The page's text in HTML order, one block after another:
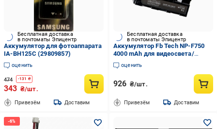
Бесплатная доставка
в почтоматы Эпицентр
Аккумулятор для фотоаппарата
IA-BH125C (29809857)
оценить
474 -131 ₴
343 ₴/шт.
Привезём Доставим
Бесплатная доставка
в почтоматы Эпицентр
Аккумулятор Fb Tech NP-F750
4000 mAh для видеосвета/
камеры 32,6Wh 7,4V (33998477)
оценить
926 ₴/шт.
Привезём Доставим